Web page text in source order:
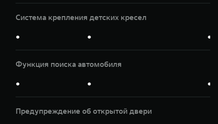
Система крепления детских кресел
● ● ●
Функция поиска автомобиля
● ● ●
Предупреждение об открытой двери